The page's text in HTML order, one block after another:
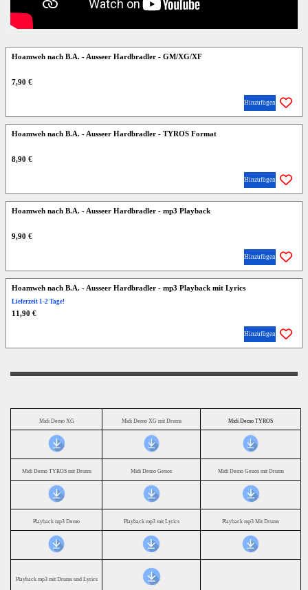
Hoamweh nach B.A. - Ausseer Hardbradler - GM/XG/XF
7,90 €
Hinzufügen
Hoamweh nach B.A. - Ausseer Hardbradler - TYROS Format
8,90 €
Hinzufügen
Hoamweh nach B.A. - Ausseer Hardbradler - mp3 Playback
9,90 €
Hinzufügen
Hoamweh nach B.A. - Ausseer Hardbradler - mp3 Playback mit Lyrics
Lieferzeit 1-2 Tage!
11,90 €
Hinzufügen
Midi Demo XG Midi Demo XG mit Drums Midi Demo TYROS
Midi Demo TYROS mit Drums Midi Demo Genos Midi Demo Genos mit Drums
Playback mp3 Demo Playback mp3 mit Lyrics Playback mp3 Mit Drums
Playback mp3 mit Drums und Lyrics